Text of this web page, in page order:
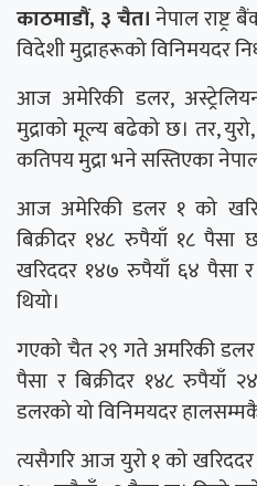
काठमाडौं, ३ चैत।नेपाल
विदेशी मुद्राहरूको विनिमयदर
आज अमेरिकी डलर,
मुद्राको मूल्य बढेको छ। तर,
कतिपय मुद्रा भने सस्तिएका
आज अमेरिकी डलर १ को
बिक्रीदर १४८ रुपैयाँ १८
खरिददर १४७ रुपैयाँ ६४ पैसा
थियो।
गएको चैत २९ गते अमरिकी
पैसा र बिक्रीदर १४८ रुपैयाँ
डलरको यो विनिमयदर
त्यसैगरि आज युरो १ को खरिददर